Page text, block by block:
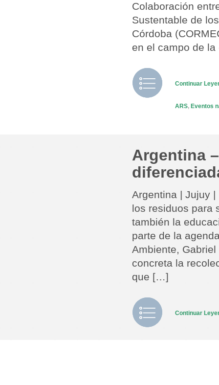
Colaboración
Sustentable de
Córdoba
en el campo de
Continuar
ARS, Eventos
Argentina
Argentina | Jujuy
los residuos para
también la
parte de la
Ambiente,
concreta la
que […]
Continuar